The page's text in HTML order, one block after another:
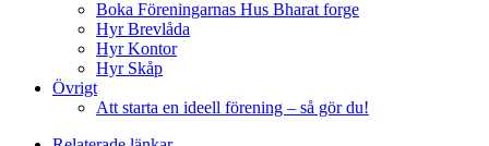
Boka Föreningarnas Hus Bharat forge
Hyr Brevlåda
Hyr Kontor
Hyr Skåp
Övrigt
Att starta en ideell förening – så gör du!